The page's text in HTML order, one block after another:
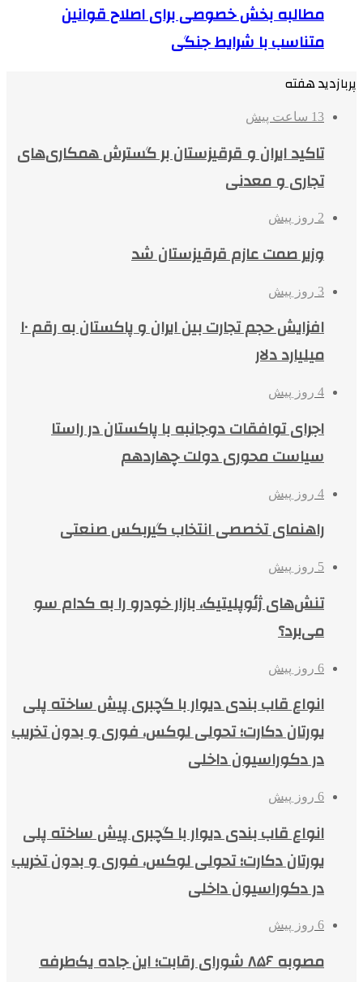
مطالبه بخش خصوصی برای اصلاح قوانین
متناسب با شرایط جنگی
پربازدید هفته
13 ساعت پیش
تاکید ایران و قرقیزستان بر گسترش همکاری‌های
تجاری و معدنی
2 روز پیش
وزیر صمت عازم قرقیزستان شد
3 روز پیش
افزایش حجم تجارت بین ایران و پاکستان به رقم ۱۰
میلیارد دلار
4 روز پیش
اجرای توافقات دوجانبه با پاکستان در راستا
سیاست محوری دولت چهاردهم
4 روز پیش
راهنمای تخصصی انتخاب گیربکس صنعتی
5 روز پیش
تنش‌های ژئوپلیتیک، بازار خودرو را به کدام سو
می‌برد؟
6 روز پیش
انواع قاب بندی دیوار با گچبری پیش ساخته پلی
یورتان دکارت؛ تحولی لوکس، فوری و بدون تخریب
در دکوراسیون داخلی
6 روز پیش
انواع قاب بندی دیوار با گچبری پیش ساخته پلی
یورتان دکارت؛ تحولی لوکس، فوری و بدون تخریب
در دکوراسیون داخلی
6 روز پیش
مصوبه ۸۵۶ شورای رقابت؛ این جاده یک‌طرفه